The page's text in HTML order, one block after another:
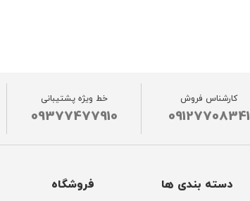
کارشناس فروش
09127708341
خط ویژه پشتیبانی
09377477910
دسته بندی ها فروشگاه